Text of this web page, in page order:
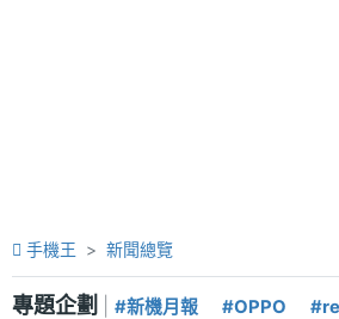
手機王 新聞總覽
專題企劃 #新機月報 #OPPO